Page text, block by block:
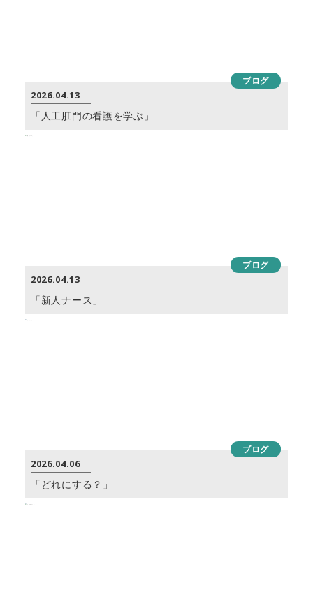
ブログ
2026.04.13
「人工肛門の看護を学ぶ」
ブログ
2026.04.13
「新人ナース」
ブログ
2026.04.06
「どれにする？」